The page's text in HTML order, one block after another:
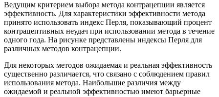
Ведущим критерием выбора метода контрацепции является
эф­фективность. Для характеристики эффективности метода
принято использовать индекс Перля, показывающий процент
контрацептив­ных неудач при использовании метода в течение
одного года. На рисунке представлены индексы Перля для
различных методов контра­цепции.
Для некоторых методов ожидаемая и реальная эффективность
су­щественно различается, что связано с соблюдением правил
использо­вания метода. Наибольшие различия между
ожидаемой и реальной эффективностью имеют барьерные